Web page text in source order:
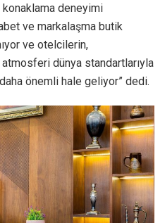
deneyimi
ve markalaşma butik
ve otelcilerin,
dünya standartlarıyla
önemli hale geliyor” dedi.